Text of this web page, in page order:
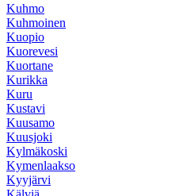
Kuhmo
Kuhmoinen
Kuopio
Kuorevesi
Kuortane
Kurikka
Kuru
Kustavi
Kuusamo
Kuusjoki
Kylmäkoski
Kymenlaakso
Kyyjärvi